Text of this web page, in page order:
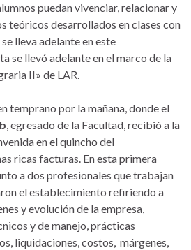
puedan vivenciar, relacionar y
teóricos desarrollados en clases con
lleva adelante en este
se llevó adelante en el marco de la
II» de LAR.
temprano por la mañana, donde el
, egresado de la Facultad, recibió a la
en el quincho del
ricas facturas. En esta primera
a dos profesionales que trabajan
el establecimiento refiriendo a
y evolución de la empresa,
y de manejo, prácticas
liquidaciones, costos, márgenes,